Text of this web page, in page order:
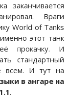
заканчивается
Враги
World of Tanks
этот танк
прокачку. И
стандартный
всем. И тут на
в ангаре на
.